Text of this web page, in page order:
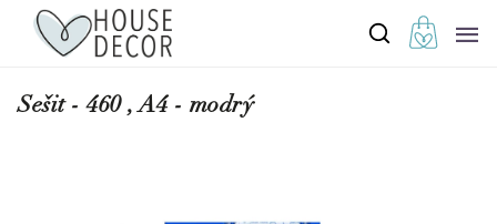
Sešit - 460 , A4 - modrý